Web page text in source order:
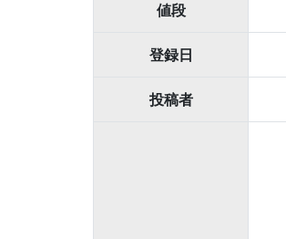
値段
登録日
投稿者